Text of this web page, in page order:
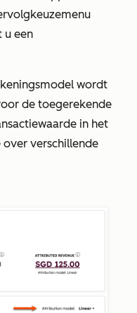
u een
wordt
de toegerekende
in het
verschillende